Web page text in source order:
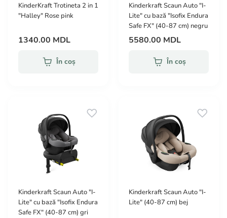
KinderKraft Trotineta 2 in 1
"Halley" Rose pink
1340.00 MDL
În coș
Kinderkraft Scaun Auto "I-
Lite" cu bază "Isofix Endura
Safe FX" (40-87 cm) negru
5580.00 MDL
În coș
Kinderkraft Scaun Auto "I-
Lite" cu bază "Isofix Endura
Safe FX" (40-87 cm) gri
Kinderkraft Scaun Auto "I-
Lite" (40-87 cm) bej